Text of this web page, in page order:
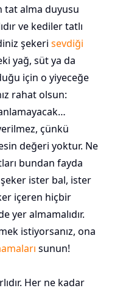
tat alma duyusu
ve kediler tatlı
şekeri sevdiği
yağ, süt ya da
için o yiyeceğe
rahat olsun:
çünkü
değeri yoktur. Ne
bundan fayda
ister bal, ister
içeren hiçbir
yer almamalıdır.
istiyorsanız, ona
sunun!
Her ne kadar